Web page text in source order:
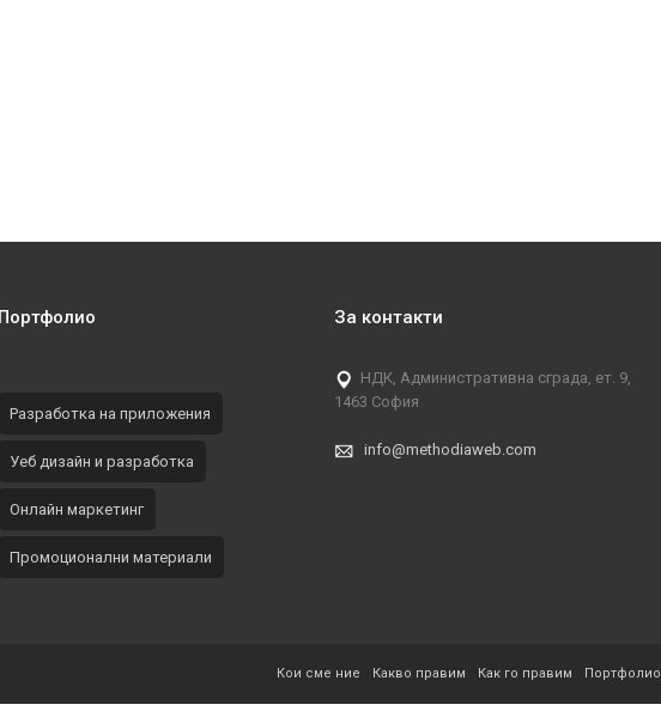
Портфолио
Разработка на приложения
Уеб дизайн и разработка
Онлайн маркетинг
Промоционални материали
За контакти
НДК, Административна сграда, ет. 9,
1463 София
info@methodiaweb.com
Кои сме ние Какво правим Как го правим Портфолио